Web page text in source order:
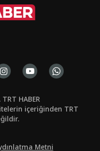
HABER
içeriğinden TRT
Metni